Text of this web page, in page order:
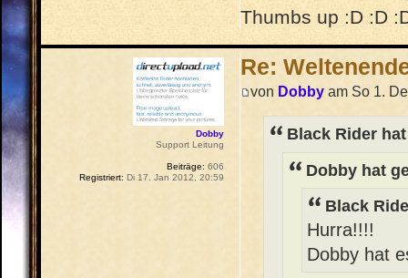
Thumbs up :D :D
Re:
von Dobbyam So 1.
Black Rider
Dobby hat
Black
Hurra!!!!
Dobby hat
Dobby
Support Leitung
Beiträge: 606
Registriert: Di 17. Jan 2012, 20:59